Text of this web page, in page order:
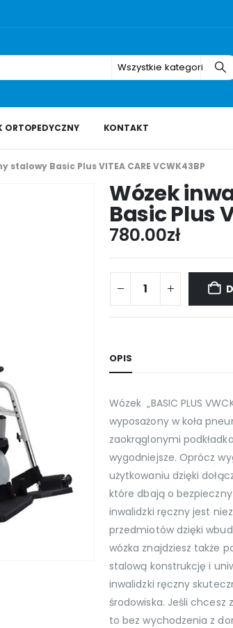
Wszystkie kategorie
ORTOPEDYCZNY KONTAKT
Basic Plus VITEA CARE VCWK43BP
Wózek
Basic Plus
780.00zł
OPIS
Wózek „BASIC PLUS
wyposażony w koła
zaokrąglonymi
wygodniejsze. Oprócz
użytkowaniu dzięki
które dbają o
inwalidzki ręczny jest
przedmiotów dzięki
wózka znajdziesz także
stalową konstrukcję i
inwalidzki ręczny
środowiska. Jeśli chcesz
to bez wychodzenia z